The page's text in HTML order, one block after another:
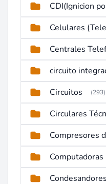
Celulares
Centrales
circuito
Circuitos (293)
Circulares
Compresores
Condesandores